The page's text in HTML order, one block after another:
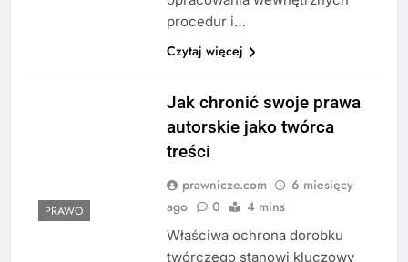
procedur i…
Czytaj więcej
PRAWO
Jak chronić swoje prawa
autorskie jako twórca
treści
prawnicze.com
6 miesięcy
ago
0 4 mins
Właściwa ochrona dorobku
twórczego stanowi kluczowy